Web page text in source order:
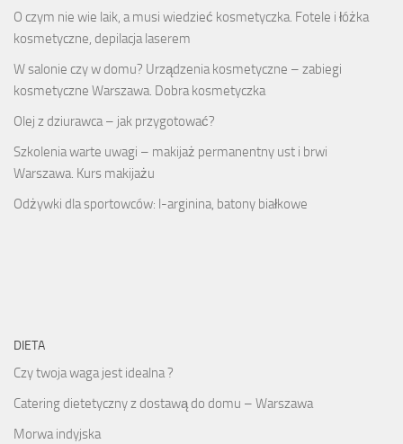
O czym nie wie laik, a musi wiedzieć kosmetyczka. Fotele i łóżka
kosmetyczne, depilacja laserem
W salonie czy w domu? Urządzenia kosmetyczne – zabiegi
kosmetyczne Warszawa. Dobra kosmetyczka
Olej z dziurawca – jak przygotować?
Szkolenia warte uwagi – makijaż permanentny ust i brwi
Warszawa. Kurs makijażu
Odżywki dla sportowców: l-arginina, batony białkowe
DIETA
Czy twoja waga jest idealna ?
Catering dietetyczny z dostawą do domu – Warszawa
Morwa indyjska